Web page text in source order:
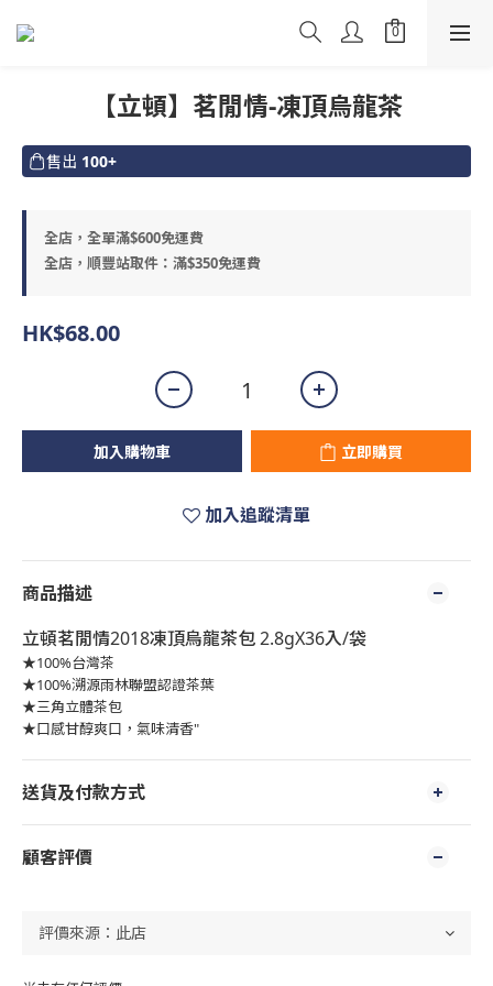
【立頓】茗閒情-凍頂烏龍茶
售出 100+
全店，全單滿$600免運費
全店，順豐站取件：滿$350免運費
HK$68.00
加入購物車 立即購買
加入追蹤清單
商品描述
立頓茗閒情2018凍頂烏龍茶包 2.8gX36入/袋
★100%台灣茶
★100%溯源雨林聯盟認證茶葉
★三角立體茶包
★口感甘醇爽口，氣味清香"
送貨及付款方式
顧客評價